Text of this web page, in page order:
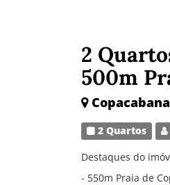
2
500m
2 Quartos
Destaques do
- 550m Praia de